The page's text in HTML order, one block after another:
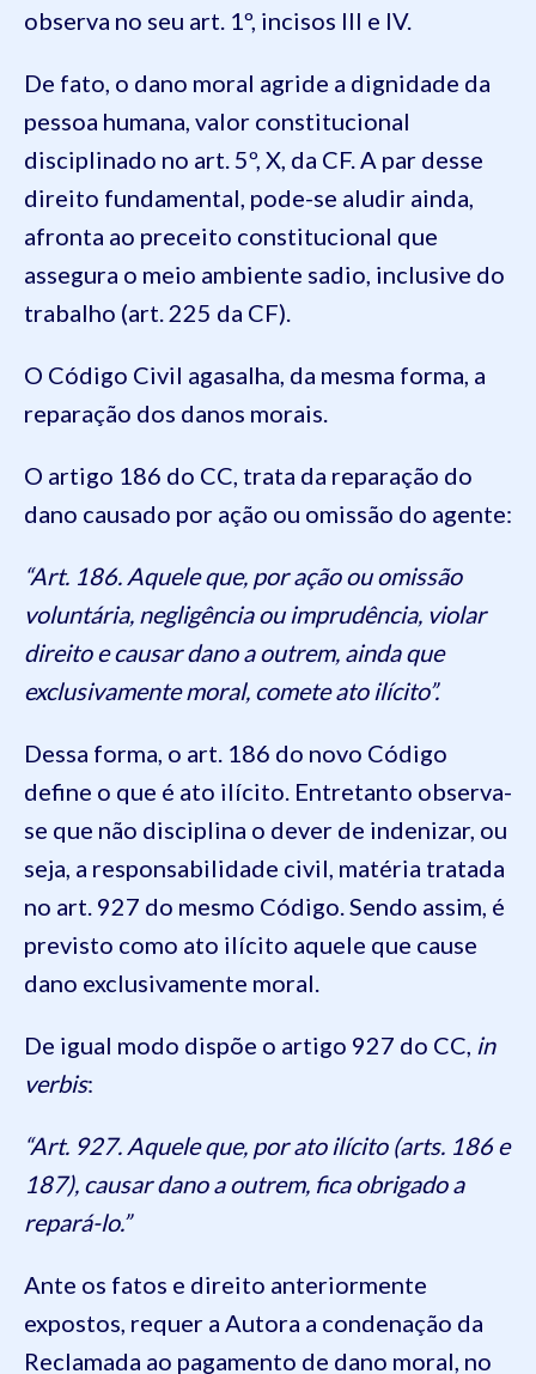
observa no seu art. 1º, incisos III e IV.
De fato, o dano moral agride a dignidade da
pessoa humana, valor constitucional
disciplinado no art. 5º, X, da CF. A par desse
direito fundamental, pode-se aludir ainda,
afronta ao preceito constitucional que
assegura o meio ambiente sadio, inclusive do
trabalho (art. 225 da CF).
O Código Civil agasalha, da mesma forma, a
reparação dos danos morais.
O artigo 186 do CC, trata da reparação do
dano causado por ação ou omissão do agente:
“Art. 186. Aquele que, por ação ou omissão
voluntária, negligência ou imprudência, violar
direito e causar dano a outrem, ainda que
exclusivamente moral, comete ato ilícito”.
Dessa forma, o art. 186 do novo Código
define o que é ato ilícito. Entretanto observa-
se que não disciplina o dever de indenizar, ou
seja, a responsabilidade civil, matéria tratada
no art. 927 do mesmo Código. Sendo assim, é
previsto como ato ilícito aquele que cause
dano exclusivamente moral.
De igual modo dispõe o artigo 927 do CC, in
verbis:
“Art. 927. Aquele que, por ato ilícito (arts. 186 e
187), causar dano a outrem, fica obrigado a
repará-lo.”
Ante os fatos e direito anteriormente
expostos, requer a Autora a condenação da
Reclamada ao pagamento de dano moral, no